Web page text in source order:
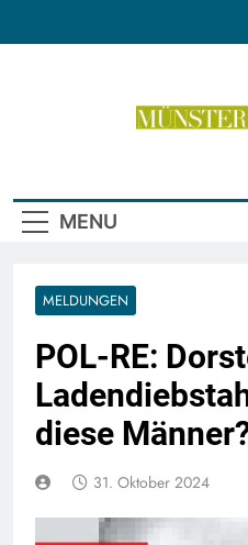
MENU
MELDUNGEN
POL-RE:
diese
31. Oktober 2024